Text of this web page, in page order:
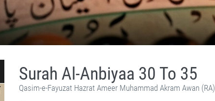
Surah Al-Anbiyaa 30 To 35
Qasim-e-Fayuzat Hazrat Ameer Muhammad Akram Awan (RA)